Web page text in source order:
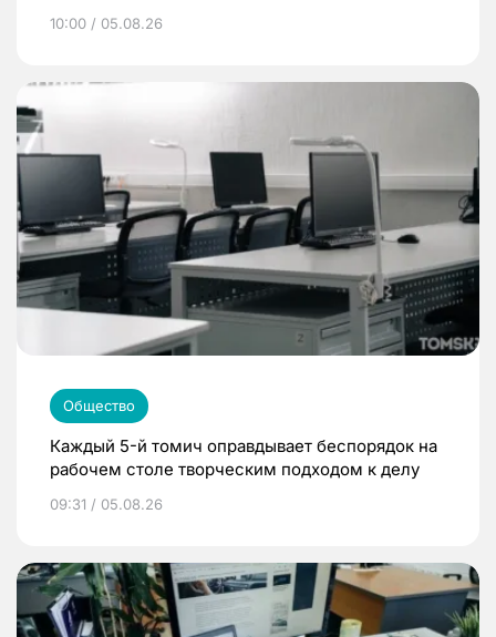
10:00 / 05.08.26
Общество
Каждый 5-й томич оправдывает беспорядок на
рабочем столе творческим подходом к делу
09:31 / 05.08.26